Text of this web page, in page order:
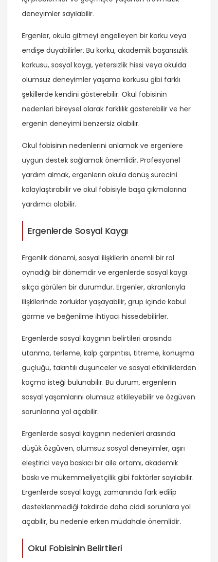
deneyimler sayılabilir.
Ergenler, okula gitmeyi engelleyen bir korku veya
endişe duyabilirler. Bu korku, akademik başarısızlık
korkusu, sosyal kaygı, yetersizlik hissi veya okulda
olumsuz deneyimler yaşama korkusu gibi farklı
şekillerde kendini gösterebilir. Okul fobisinin
nedenleri bireysel olarak farklılık gösterebilir ve her
ergenin deneyimi benzersiz olabilir.
Okul fobisinin nedenlerini anlamak ve ergenlere
uygun destek sağlamak önemlidir. Profesyonel
yardım almak, ergenlerin okula dönüş sürecini
kolaylaştırabilir ve okul fobisiyle başa çıkmalarına
yardımcı olabilir.
Ergenlerde Sosyal Kaygı
Ergenlik dönemi, sosyal ilişkilerin önemli bir rol
oynadığı bir dönemdir ve ergenlerde sosyal kaygı
sıkça görülen bir durumdur. Ergenler, akranlarıyla
ilişkilerinde zorluklar yaşayabilir, grup içinde kabul
görme ve beğenilme ihtiyacı hissedebilirler.
Ergenlerde sosyal kaygının belirtileri arasında
utanma, terleme, kalp çarpıntısı, titreme, konuşma
güçlüğü, takıntılı düşünceler ve sosyal etkinliklerden
kaçma isteği bulunabilir. Bu durum, ergenlerin
sosyal yaşamlarını olumsuz etkileyebilir ve özgüven
sorunlarına yol açabilir.
Ergenlerde sosyal kaygının nedenleri arasında
düşük özgüven, olumsuz sosyal deneyimler, aşırı
eleştirici veya baskıcı bir aile ortamı, akademik
baskı ve mükemmeliyetçilik gibi faktörler sayılabilir.
Ergenlerde sosyal kaygı, zamanında fark edilip
desteklenmediği takdirde daha ciddi sorunlara yol
açabilir, bu nedenle erken müdahale önemlidir.
Okul Fobisinin Belirtileri